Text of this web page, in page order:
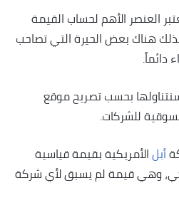
العنصر الأهم لحساب القيمة
هناك بعض الحيرة التي تصاحب
دائماً.
بحسب تصريح موقع
أبلالأمريكية بقيمة قياسية
وهي قيمة لم يسبق لأي شركة